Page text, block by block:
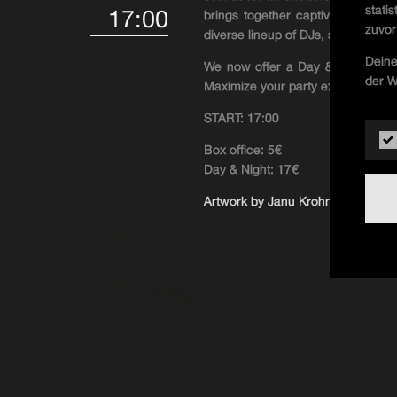
17:00
brings together captivating
diverse lineup of DJs, starting
We now offer a Day & Night
Maximize your party experience
START: 17:00
Box office: 5€
Day & Night: 17€
Artwork by Janu Krohm
der